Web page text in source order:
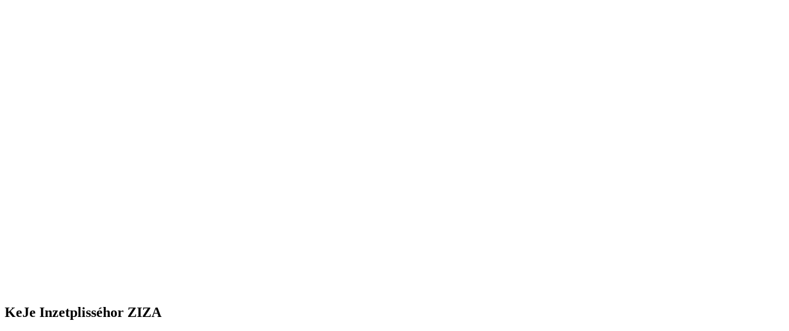
KeJe Inzetplisséhor ZIZA